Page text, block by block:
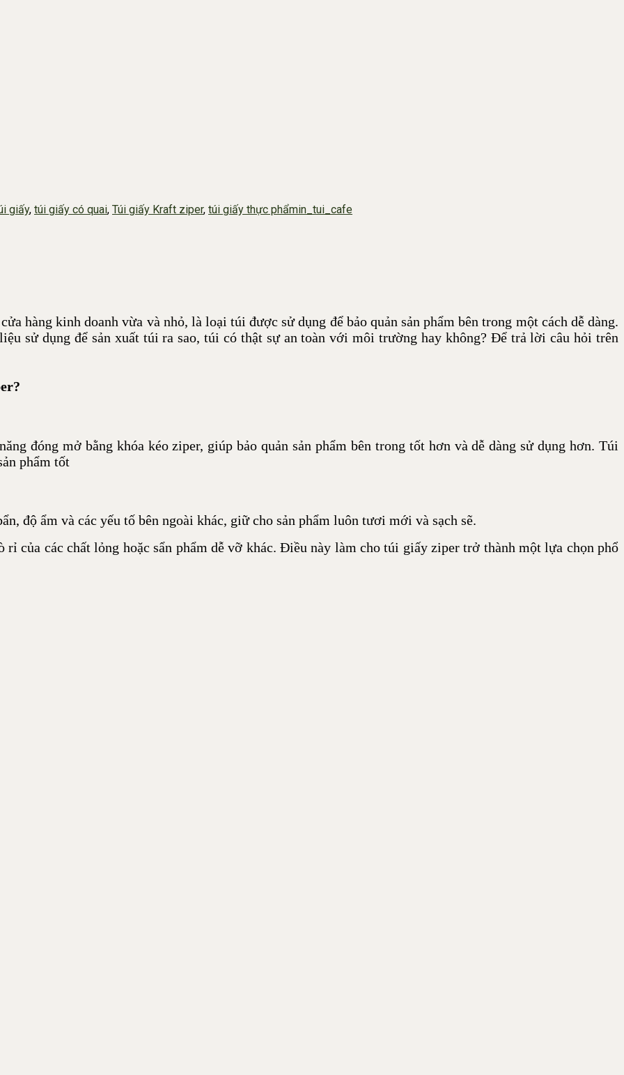
giấy, túi giấy có quai, Túi giấy Kraft ziper, túi giấy thực phẩmin_tui_cafe
hàng kinh doanh vừa và nhỏ, là loại túi được sử dụng để bảo quản sản phẩm bên trong một cách dễ dàng.
sử dụng để sản xuất túi ra sao, túi có thật sự an toàn với môi trường hay không? Để trả lời câu hỏi trên
?
đóng mở bằng khóa kéo ziper, giúp bảo quản sản phẩm bên trong tốt hơn và dễ dàng sử dụng hơn. Túi
phẩm tốt
độ ẩm và các yếu tố bên ngoài khác, giữ cho sản phẩm luôn tươi mới và sạch sẽ.
của các chất lỏng hoặc sẩn phẩm dễ vỡ khác. Điều này làm cho túi giấy ziper trở thành một lựa chọn phổ